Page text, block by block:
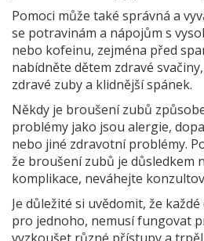
Pomoci může také správná a
se potravinám a nápojům s
nebo kofeinu, zejména před
nabídněte dětem zdravé
zdravé zuby a klidnější spánek.
Někdy je broušení zubů
problémy jako jsou alergie,
nebo jiné zdravotní problémy.
že broušení zubů je důsledkem
komplikace, neváhejte
Je důležité si uvědomit, že
pro jednoho, nemusí fungovat
vyzkoušet různé přístupy a